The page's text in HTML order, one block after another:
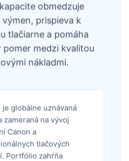
obmedzuje
prispieva k
tlačiarne a pomáha
medzi kvalitou
nákladmi.
je globálne uznávaná
zameraná na vývoj
Canon a
tlačových
Portfólio zahŕňa